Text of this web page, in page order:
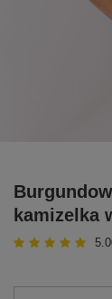
kamizelka